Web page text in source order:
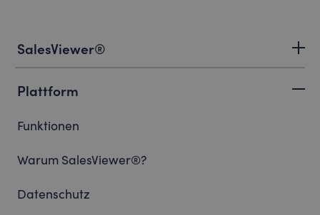
SalesViewer®
Plattform
Funktionen
Warum SalesViewer®?
Datenschutz